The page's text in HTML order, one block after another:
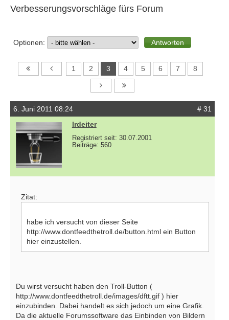
Verbesserungsvorschläge fürs Forum
Optionen:
1 2 3 4 5 6 7 8
6. Juni 2011 08:24
# 31
lrdeiter
Registriert seit: 30.07.2001
Beiträge: 560
Zitat:
habe ich versucht von dieser Seite
http://www.dontfeedthetroll.de/button.html ein Button
hier einzustellen.
Du wirst versucht haben den Troll-Button (
http://www.dontfeedthetroll.de/images/dftt.gif ) hier
einzubinden. Dabei handelt es sich jedoch um eine Grafik.
Da die aktuelle Forumssoftware das Einbinden von Bildern